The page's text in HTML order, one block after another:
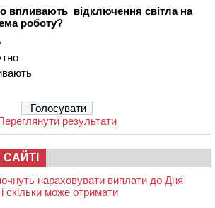
впливають відключення світла на
роботу?
результати
нараховувати виплати до Дня
скільки може отримати